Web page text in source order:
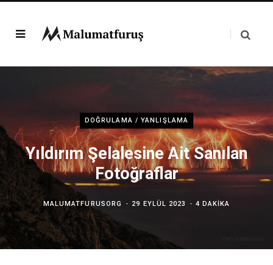
DOĞRULAMA / YANLIŞLAMA
Yıldırım Şelalesine Ait Sanılan
Fotoğraflar
MALUMATFURUSORG 29 EYLÜL 2023 4 DAKIKA